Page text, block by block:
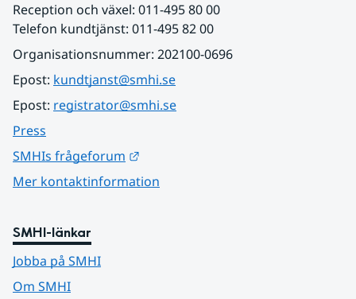
Reception och växel: 011-495 80 00
Telefon kundtjänst: 011-495 82 00
Organisationsnummer: 202100-0696
Epost: kundtjanst@smhi.se
Epost: registrator@smhi.se
Press
SMHIs frågeforum
Mer kontaktinformation
SMHI-länkar
Jobba på SMHI
Om SMHI